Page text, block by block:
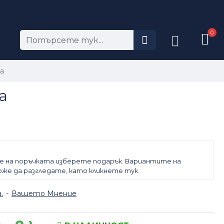
0
на поръчката изберете подарък. Вариантите на
да разгледате, като кликнете тук.
- Вашето Мнение